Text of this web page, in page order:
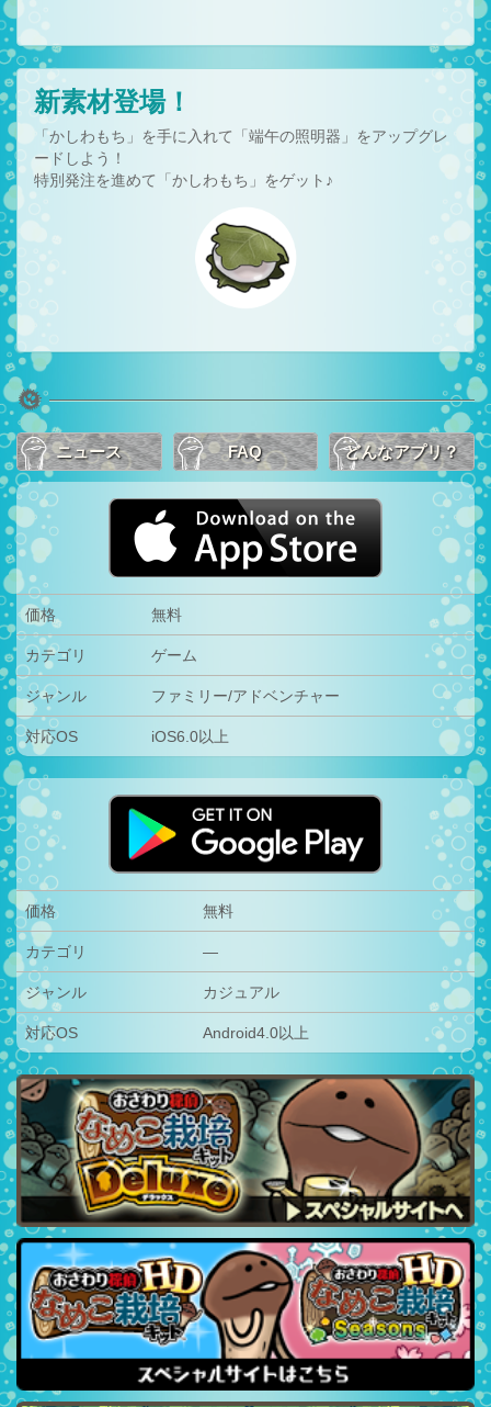
新素材登場！
「かしわもち」を手に入れて「端午の照明器」をアップグレ
ードしよう！
特別発注を進めて「かしわもち」をゲット♪
ニュース FAQ どんなアプリ？
価格 無料
カテゴリ ゲーム
ジャンル ファミリー/アドベンチャー
対応OS iOS6.0以上
価格 無料
カテゴリ —
ジャンル カジュアル
対応OS Android4.0以上